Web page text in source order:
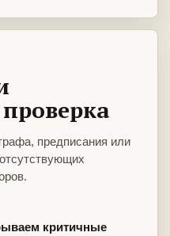
предписания или
критичные